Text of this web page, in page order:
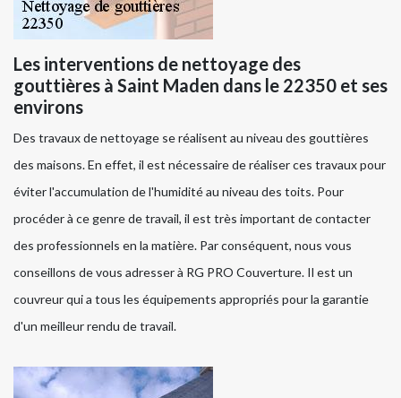
Les interventions de nettoyage des
gouttières à Saint Maden dans le 22350 et ses
environs
Des travaux de nettoyage se réalisent au niveau des gouttières
des maisons. En effet, il est nécessaire de réaliser ces travaux pour
éviter l'accumulation de l'humidité au niveau des toits. Pour
procéder à ce genre de travail, il est très important de contacter
des professionnels en la matière. Par conséquent, nous vous
conseillons de vous adresser à RG PRO Couverture. Il est un
couvreur qui a tous les équipements appropriés pour la garantie
d'un meilleur rendu de travail.